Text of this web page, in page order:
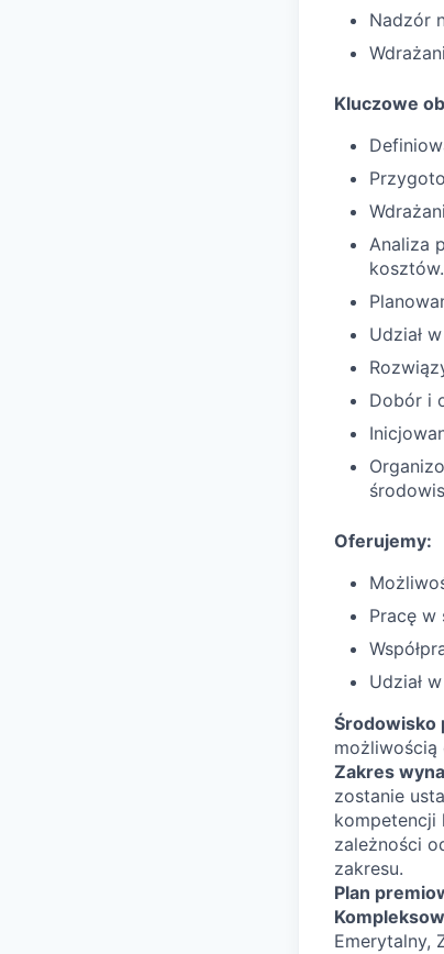
Nadzór
Kluczowe
Analiza
kosztów.
Udział
Dobór i
Oferujemy:
Pracę w
Udział
Środowisko
możliwością
Zakres
zostanie
kompetencji
zależności
zakresu.​
Plan
Emerytalny,